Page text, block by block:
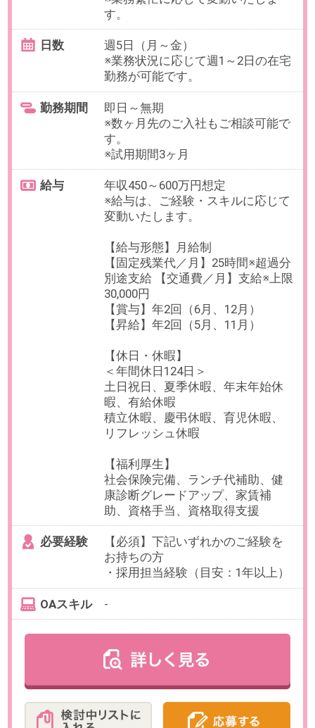
週5日（月～日）
即日～無期
※数ヶ月先のご入社もご相談可能で
※試用期間3ヶ月
給与 年収800～1,200万円想定
※給与は、ご経験・スキルに応じて
変動いたします。
【給与形態】月給制
【固定残業代／月】※管理監督者の
ため、残業代の支給はございませ
【交通費／月】支給※上限30,000円
【賞与】年2回（6、12月）
【昇給】年2回（5、11月）
【休日・休暇】
＜年間休日124日＞
土日祝日、夏季休暇、年末年始休
暇、有給休暇、慶弔休暇、リフレ
ッシュ休暇、積立休暇
【福利厚生】
社会保険完備、ランチ代補助、健
【必須】下記いずれも必須
・事業会社での人事業務経験3年以
・マネジメント経験
お仕事番号：100100778
時差出勤可【正社員×採用担当】
グループ会社7社を持つ総合コン
サルティングファーム